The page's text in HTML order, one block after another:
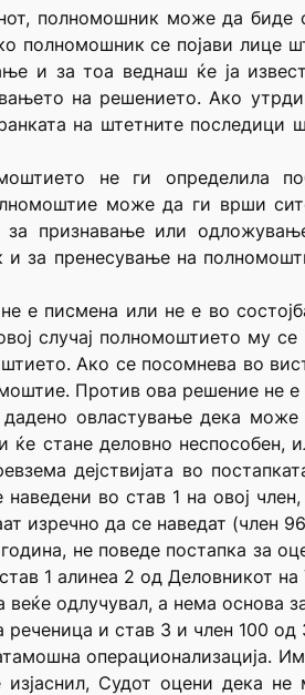
полномошник може да биде
полномошник се појави лице
и за тоа веднаш ќе ја
на решението. Ако
на штетните последици
не ги определила
може да ги врши
признавање или
за пренесување на
е писмена или не е во
случај полномоштието му
Ако се посомнева во
Против ова решение не е
овластување дека може
стане деловно неспособен,
дејствијата во
во став 1 на овој
изречно да се наведат (член
не поведе постапка за
1 алинеа 2 од Деловникот на
веќе одлучувал, а нема основа
и став 3 и член 100 од
операционализација.
изјаснил, Судот оцени дека